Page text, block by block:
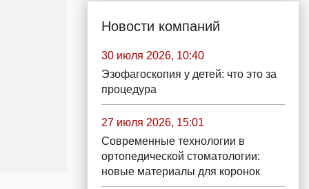
Новости компаний
30 июля 2026, 10:40
Эзофагоскопия у детей: что это за
процедура
27 июля 2026, 15:01
Современные технологии в
ортопедической стоматологии:
новые материалы для коронок